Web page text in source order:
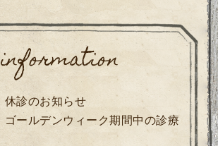
information
休診のお知らせ
ゴールデンウィーク期間中の診療